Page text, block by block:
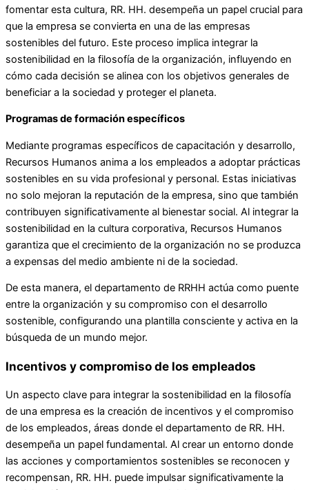
fomentar esta cultura, RR. HH. desempeña un papel crucial para
que la empresa se convierta en una de las empresas
sostenibles del futuro. Este proceso implica integrar la
sostenibilidad en la filosofía de la organización, influyendo en
cómo cada decisión se alinea con los objetivos generales de
beneficiar a la sociedad y proteger el planeta.
Programas de formación específicos
Mediante programas específicos de capacitación y desarrollo,
Recursos Humanos anima a los empleados a adoptar prácticas
sostenibles en su vida profesional y personal. Estas iniciativas
no solo mejoran la reputación de la empresa, sino que también
contribuyen significativamente al bienestar social. Al integrar la
sostenibilidad en la cultura corporativa, Recursos Humanos
garantiza que el crecimiento de la organización no se produzca
a expensas del medio ambiente ni de la sociedad.
De esta manera, el departamento de RRHH actúa como puente
entre la organización y su compromiso con el desarrollo
sostenible, configurando una plantilla consciente y activa en la
búsqueda de un mundo mejor.
Incentivos y compromiso de los empleados
Un aspecto clave para integrar la sostenibilidad en la filosofía
de una empresa es la creación de incentivos y el compromiso
de los empleados, áreas donde el departamento de RR. HH.
desempeña un papel fundamental. Al crear un entorno donde
las acciones y comportamientos sostenibles se reconocen y
recompensan, RR. HH. puede impulsar significativamente la